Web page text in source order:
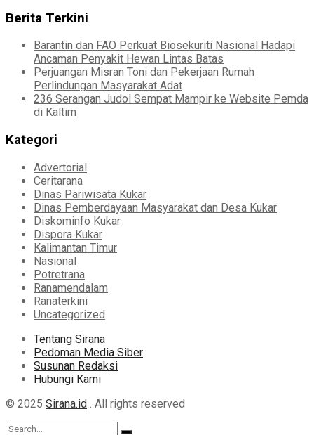
Berita Terkini
Barantin dan FAO Perkuat Biosekuriti Nasional Hadapi
Ancaman Penyakit Hewan Lintas Batas
Perjuangan Misran Toni dan Pekerjaan Rumah
Perlindungan Masyarakat Adat
236 Serangan Judol Sempat Mampir ke Website Pemda
di Kaltim
Kategori
Advertorial
Ceritarana
Dinas Pariwisata Kukar
Dinas Pemberdayaan Masyarakat dan Desa Kukar
Diskominfo Kukar
Dispora Kukar
Kalimantan Timur
Nasional
Potretrana
Ranamendalam
Ranaterkini
Uncategorized
Tentang Sirana
Pedoman Media Siber
Susunan Redaksi
Hubungi Kami
© 2025 Sirana.id . All rights reserved